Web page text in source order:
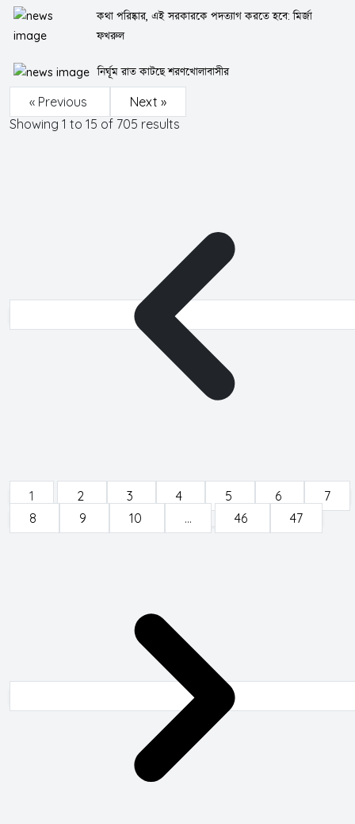
কথা পরিষ্কার, এই সরকারকে পদত্যাগ করতে হবে: মির্জা
ফখরুল
নির্ঘূম রাত কাটছে শরণখোলাবাসীর
« Previous
Next »
Showing 1 to 15 of 705 results
1 2 3 4 5 6
7
8
9 10 ... 46 47